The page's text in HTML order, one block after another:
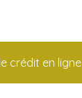
crédit en ligne